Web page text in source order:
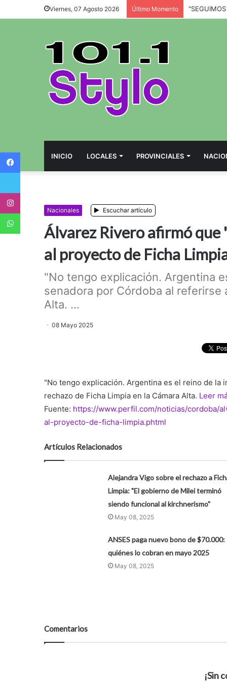
Viernes, 07 Agosto 2026 Último Momento
INICIO LOCALES PROVINCIALES
Nacionales Escuchar artículo
Álvarez Rivero afirmó que
al proyecto de Ficha
"No tengo explicación. Argentina
senadora por Córdoba al referirse
Alta. ...
08 Mayo 2025
"No tengo explicación. Argentina es el reino de la
rechazo de Ficha Limpia en la Cámara Alta. Leer
Fuente: https://www.perfil.com/noticias/
al-proyecto-de-ficha-limpia.phtml
Artículos Relacionados
Alejandra Vigo sobre el rechazo a
Limpia: "El gobierno de Milei terminó
siendo funcional al kirchnerismo"
May 08, 2025
ANSES paga nuevo bono de $70.000:
quiénes lo cobran en mayo 2025
May 08, 2025
Comentarios
¡Sin
Twitter
WhatsApp